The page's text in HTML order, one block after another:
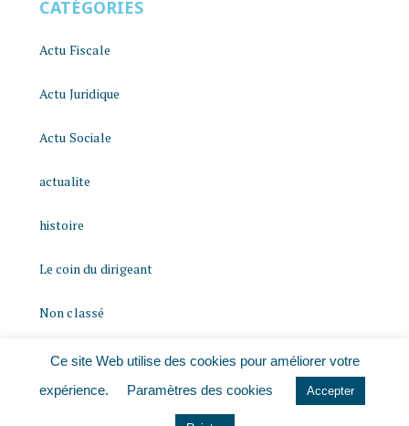
CATÉGORIES
Actu Fiscale
Actu Juridique
Actu Sociale
actualite
histoire
Le coin du dirigeant
Non classé
quizz
Ce site Web utilise des cookies pour améliorer votre
expérience.
Paramètres des cookies Accepter